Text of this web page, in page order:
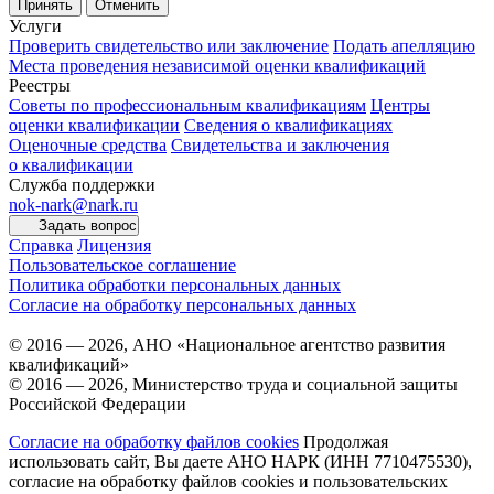
Принять Отменить
Услуги
Проверить свидетельство или заключение Подать апелляцию
Места проведения независимой оценки квалификаций
Реестры
Советы по профессиональным квалификациям Центры
оценки квалификации Сведения о квалификациях
Оценочные средства Свидетельства и заключения
о квалификации
Служба поддержки
nok-nark@nark.ru
Задать вопрос
Справка Лицензия
Пользовательское соглашение
Политика обработки персональных данных
Согласие на обработку персональных данных
© 2016 — 2026, АНО «Национальное агентство развития
квалификаций»
© 2016 — 2026, Министерство труда и социальной защиты
Российской Федерации
Согласие на обработку файлов cookies Продолжая
использовать сайт, Вы даете АНО НАРК (ИНН 7710475530),
согласие на обработку файлов cookies и пользовательских